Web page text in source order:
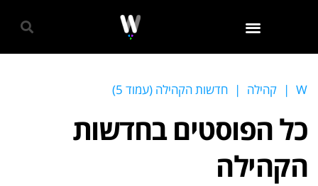
W
| קהילה | חדשות הקהילה (עמוד 5)
כל הפוסטים בחדשות
הקהילה